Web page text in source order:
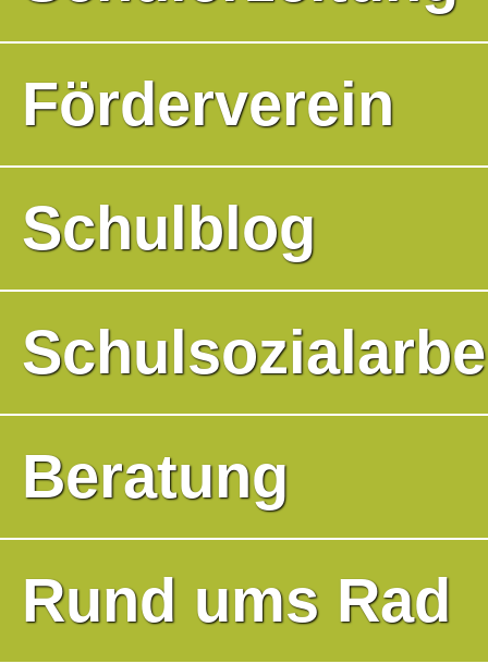
Förderverein
Schulblog
Beratung
Rund ums Rad